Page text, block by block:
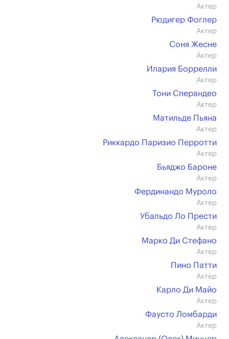
Актер
Рюдигер Фоглер
Актер
Соня Жесне
Актер
Илария Боррелли
Актер
Тони Сперандео
Актер
Матильде Пьяна
Актер
Риккардо Паризио Перротти
Актер
Бьяджо Бароне
Актер
Фердинандо Муроло
Актер
Убальдо Ло Прести
Актер
Марко Ди Стефано
Актер
Пино Патти
Актер
Карло Ди Майо
Актер
Фаусто Ломбарди
Актер